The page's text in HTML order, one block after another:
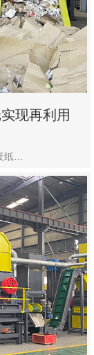
现再利用
纸…